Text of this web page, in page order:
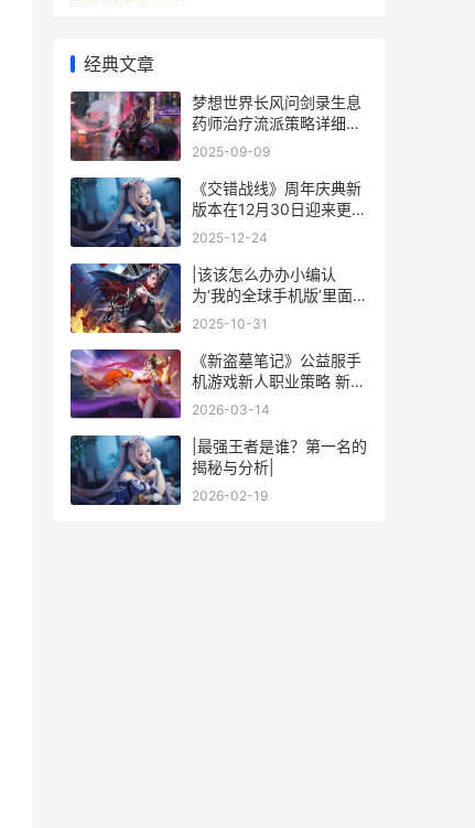
经典文章
梦想世界长风问剑录生息
药师治疗流派策略详细解
答 梦想世界长风问剑录职
2025-09-09
《交错战线》周年庆典新
版本在12月30日迎来更新
交错战线周年庆
2025-12-24
|该该怎么办办小编认
为‘我的全球手机版’里面设
置死亡不掉落物品|
2025-10-31
《新盗墓笔记》公益服手
机游戏新人职业策略 新盗
墓笔记手游礼包码
2026-03-14
|最强王者是谁？第一名的
揭秘与分析|
2026-02-19